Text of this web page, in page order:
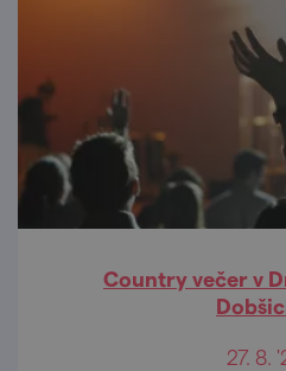
Country večer v
27. 8.